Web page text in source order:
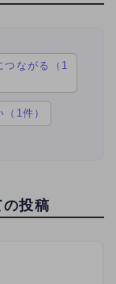
つながる（1
1件）
投稿